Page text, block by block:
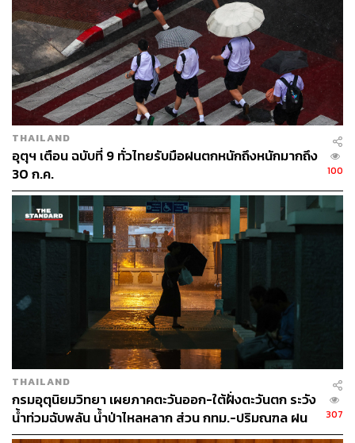
THAILAND
อุตุฯ เตือน ฉบับที่ 9 ทั่วไทยรับมือฝนตกหนักถึงหนักมากถึง
30 ก.ค.
100
THAILAND
กรมอุตุนิยมวิทยา เผยภาคตะวันออก-ใต้ฝั่งตะวันตก ระวัง
น้ำท่วมฉับพลัน น้ำป่าไหลหลาก ส่วน กทม.-ปริมณฑล ฝน
ฟ้าคะนอง 70%
307